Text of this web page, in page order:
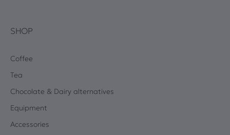
SHOP
Coffee
Tea
Chocolate & Dairy alternatives
Equipment
Accessories